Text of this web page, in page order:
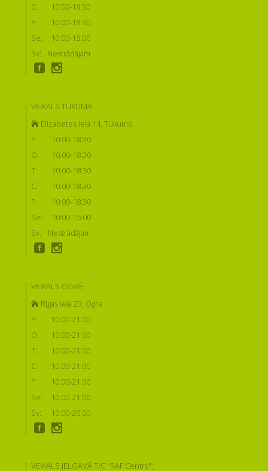
C:
10:00-18:30
P:
10:00-18:30
Se:
10:00-15:00
Sv:
Nestrādājam
VEIKALS TUKUMĀ
Elizabetes iela 14, Tukums
P:
10:00-18:30
O:
10:00-18:30
T:
10:00-18:30
C:
10:00-18:30
P:
10:00-18:30
Se:
10:00-15:00
Sv:
Nestrādājam
VEIKALS OGRĒ:
Rīgas iela 23, Ogre
P:
10:00-21:00
O:
10:00-21:00
T:
10:00-21:00
C:
10:00-21:00
P:
10:00-21:00
Se:
10:00-21:00
Sv:
10:00-20:00
VEIKALS JELGAVĀ T/C "RAF Centrs":